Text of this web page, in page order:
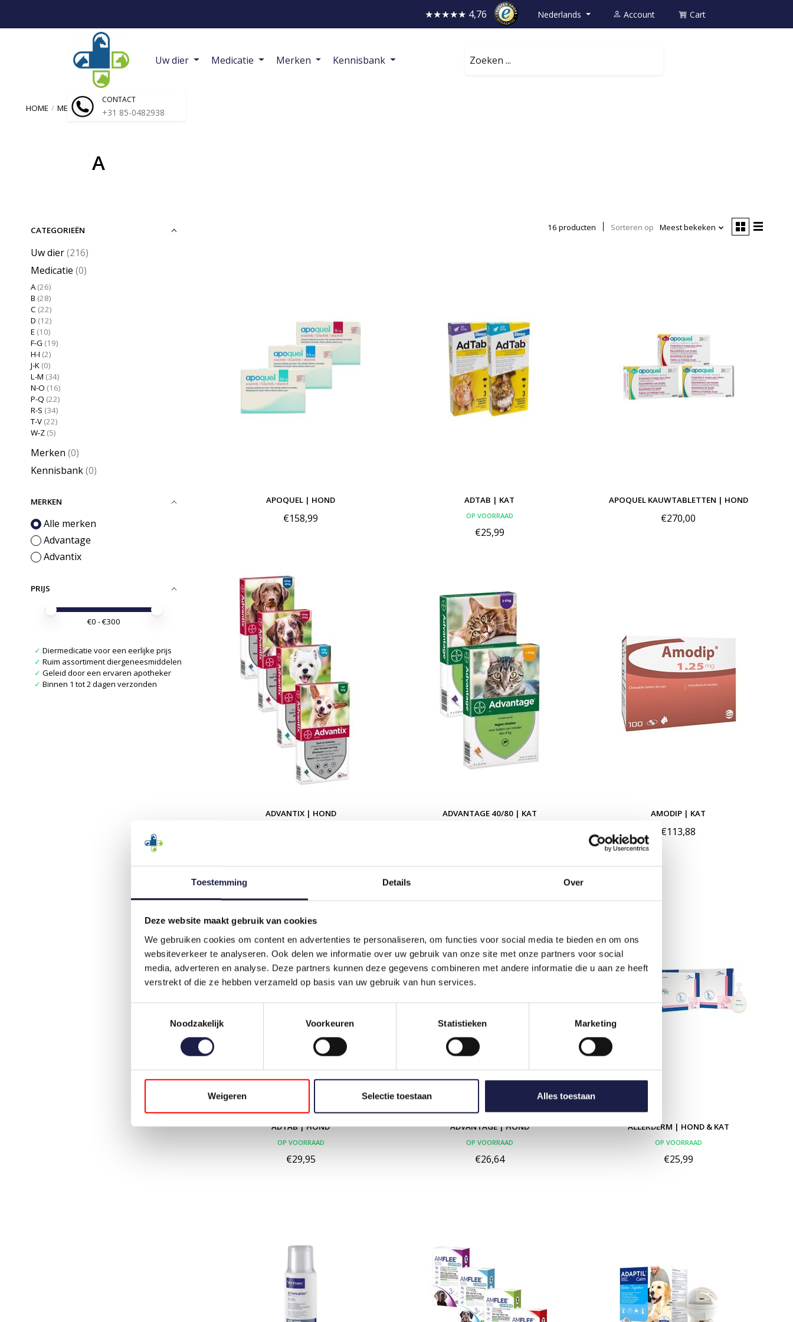
Toestemming Details Over
Deze website maakt gebruik van cookies
We gebruiken cookies om content en advertenties te personaliseren, om functies voor social media te bieden en om ons
websiteverkeer te analyseren. Ook delen we informatie over uw gebruik van onze site met onze partners voor social
media, adverteren en analyse. Deze partners kunnen deze gegevens combineren met andere informatie die u aan ze heeft
verstrekt of die ze hebben verzameld op basis van uw gebruik van hun services.
Noodzakelijk
Voorkeuren Statistieken Marketing
Weigeren Selectie toestaan Alles toestaan
★★★★★ 4,76 Nederlands Account Cart
Uw dier Medicatie Merken Kennisbank
CONTACT
+31 85-0482938
HOME / MEDICATIE A
A
CATEGORIEËN
Uw dier(216)
Medicatie (0)
A (26)
B (28)
C (22)
D (12)
E (10)
F-G (19)
H-I (2)
J-K (0)
L-M (34)
N-O (16)
P-Q (22)
R-S (34)
T-V (22)
W-Z (5)
Merken (0)
Kennisbank(0)
MERKEN
Alle merken
Advantage
Advantix
PRIJS
Minimale prijswaarde
Price maximum value
€0 - €300
✓ Diermedicatie voor een eerlijke prijs
✓ Ruim assortiment diergeneesmiddelen
✓ Geleid door een ervaren apotheker
✓ Binnen 1 tot 2 dagen verzonden
16 producten Sorteren op Meest bekeken
APOQUEL | HOND
€158,99
ADTAB | KAT
OP VOORRAAD
€25,99
APOQUEL KAUWTABLETTEN | HOND
€270,00
ADVANTIX | HOND ADVANTAGE 40/80 | KAT AMODIP | KAT
€113,88
ADTAB | HOND
OP VOORRAAD
€29,95
ADVANTAGE | HOND
OP VOORRAAD
€26,64
ALLERDERM | HOND & KAT
OP VOORRAAD
€25,99